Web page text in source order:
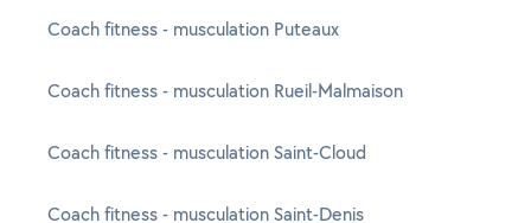
Coach fitness - musculation Puteaux
Coach fitness - musculation Rueil-Malmaison
Coach fitness - musculation Saint-Cloud
Coach fitness - musculation Saint-Denis